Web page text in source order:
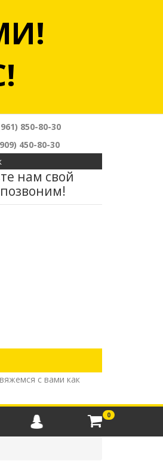
850-80-30
450-80-30
нам свой
с вами как
0